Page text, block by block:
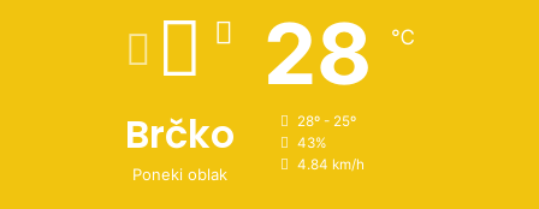
Brčko
Poneki oblak
28 ℃
28º - 25º
43%
4.84 km/h